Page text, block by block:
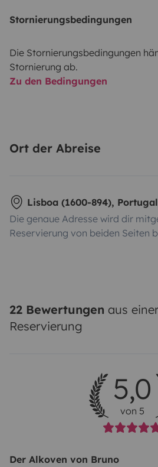
Stornierungsbedingungen
Die Stornierungsbedingungen
Stornierung ab.
Zu den Bedingungen
Ort der Abreise
Lisboa (1600-894), Portugal
Die genaue Adresse wird dir
Reservierung von beiden Seiten
22 Bewertungen aus
Reservierung
5,0
von 5
Der Alkoven von Bruno